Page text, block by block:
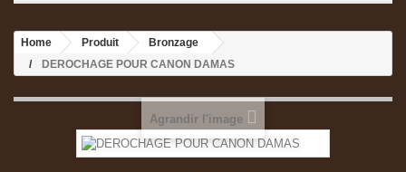
Home Produit
Bronzage
DEROCHAGE POUR CANON DAMAS
Agrandir l'image